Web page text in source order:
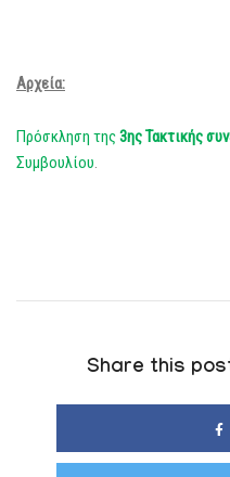
Αρχεία:
Πρόσκληση της3ης Τακτικής
Συμβουλίου.
Share this